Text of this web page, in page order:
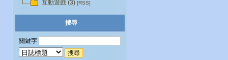
互動遊戲 (3) [RSS]
搜尋
關鍵字